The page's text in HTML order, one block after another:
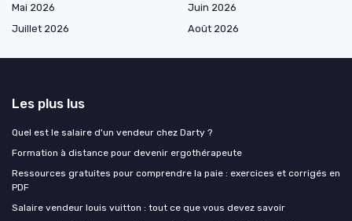
Mai 2026
Juin 2026
Juillet 2026
Août 2026
Les plus lus
Quel est le salaire d'un vendeur chez Darty ?
Formation à distance pour devenir ergothérapeute
Ressources gratuites pour comprendre la paie : exercices et corrigés en
PDF
Salaire vendeur louis vuitton : tout ce que vous devez savoir